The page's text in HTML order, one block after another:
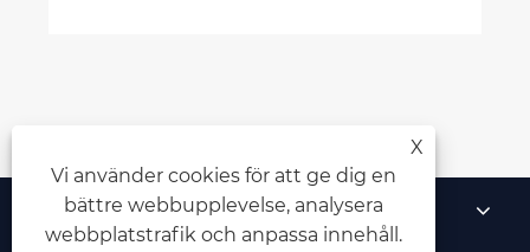
Om oss
X
Vi använder cookies för att ge dig en
bättre webbupplevelse, analysera
webbplatstrafik och anpassa innehåll.